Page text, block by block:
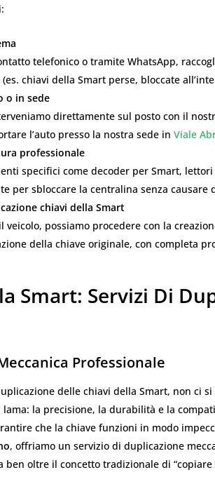
telefonico o tramite WhatsApp,
chiavi della Smart perse, bloccate
o in sede
direttamente sul posto con il
l’auto presso la nostra sede in Viale
professionale
specifici come decoder per Smart,
per sbloccare la centralina senza causare
chiavi della Smart
veicolo, possiamo procedere con la
della chiave originale, con completa
Smart: Servizi Di
Professionale
delle chiavi della Smart, non ci
la precisione, la durabilità e la
che la chiave funzioni in modo
, offriamo un servizio di duplicazione
ben oltre il concetto tradizionale di “copiare